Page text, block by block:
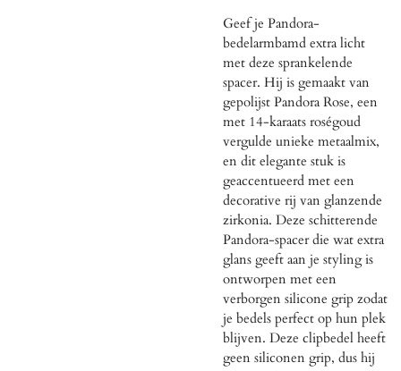
Geef je Pandora-
bedelarmbamd extra licht
met deze sprankelende
spacer. Hij is gemaakt van
gepolijst Pandora Rose, een
met 14-karaats roségoud
vergulde unieke metaalmix,
en dit elegante stuk is
geaccentueerd met een
decorative rij van glanzende
zirkonia. Deze schitterende
Pandora-spacer die wat extra
glans geeft aan je styling is
ontworpen met een
verborgen silicone grip zodat
je bedels perfect op hun plek
blijven. Deze clipbedel heeft
geen siliconen grip, dus hij